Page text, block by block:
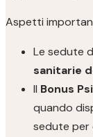
Aspetti
Le sedute
sanitarie
Il Bonus
quando
sedute per